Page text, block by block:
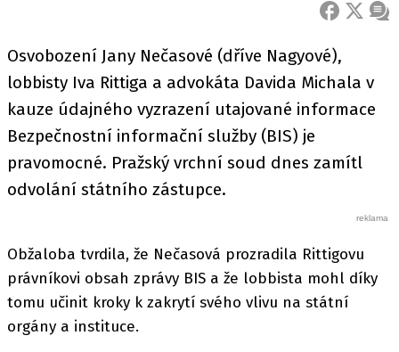
FACEBOOK
X
Osvobození Jany Nečasové (dříve Nagyové),
lobbisty Iva Rittiga a advokáta Davida Michala v
kauze údajného vyzrazení utajované informace
Bezpečnostní informační služby (BIS) je
pravomocné. Pražský vrchní soud dnes zamítl
odvolání státního zástupce.
Obžaloba tvrdila, že Nečasová prozradila Rittigovu
právníkovi obsah zprávy BIS a že lobbista mohl díky
tomu učinit kroky k zakrytí svého vlivu na státní
orgány a instituce.